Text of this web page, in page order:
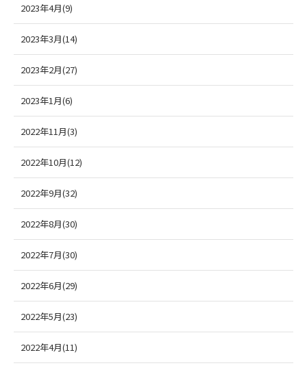
2023年4月(9)
2023年3月(14)
2023年2月(27)
2023年1月(6)
2022年11月(3)
2022年10月(12)
2022年9月(32)
2022年8月(30)
2022年7月(30)
2022年6月(29)
2022年5月(23)
2022年4月(11)